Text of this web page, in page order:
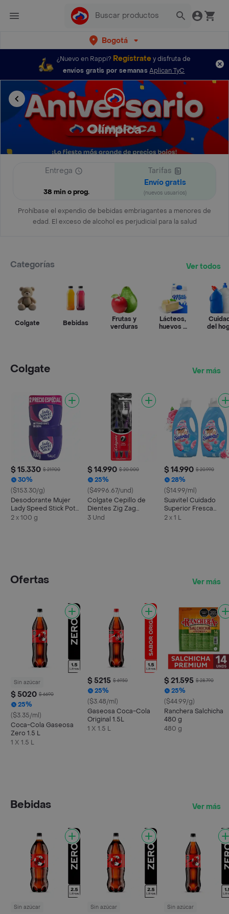
Bogotá
¿Nuevo en Rappi? Regístratey disfruta de
envíos gratis por semanas Aplican TyC
Olímpica
Entrega
38 min o prog.
Tarifas
Envío gratis
(nuevos usuarios)
Prohíbase el expendio de bebidas embriagantes a menores de
edad. El exceso de alcohol es perjudicial para la salud
Categorías Ver todos
Colgate Bebidas
Frutas y
verduras
Lácteos,
huevos y
del
Colgate Ver más
$ 15.330 $ 21.900
30%
($153.30/g)
Desodorante Mujer
Lady Speed Stick Pote
24/7 Talc 100 g x 2 Und
2 x 100 g
$ 14.990 $ 20.000
25%
($4996.67/und)
Colgate Cepillo de
Dientes Zig Zag
Carbón Suave
3 Und
$ 14.990 $ 20.990
28%
($14.99/ml)
Suavitel Cuidado
Superior Fresca
Primavera 1L x 2
2 x 1 L
Ofertas Ver más
Sin azúcar
$ 5020 $ 6690
25%
($3.35/ml)
Coca-Cola Gaseosa
Zero 1.5 L
1 X 1.5 L
$ 5215 $ 6950
25%
($3.48/ml)
Gaseosa Coca-Cola
Original 1.5L
1 X 1.5 L
$ 21.595 $ 28.790
25%
($44.99/g)
Ranchera Salchicha
480 g
480 g
Bebidas Ver más
Sin azúcar Sin azúcar Sin azúcar